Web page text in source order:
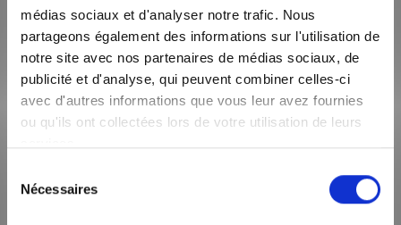
médias sociaux et d'analyser notre trafic. Nous
partageons également des informations sur l'utilisation de
notre site avec nos partenaires de médias sociaux, de
publicité et d'analyse, qui peuvent combiner celles-ci
avec d'autres informations que vous leur avez fournies
ou qu'ils ont collectées lors de votre utilisation de leurs
Nécessaires
ferme et non révisable dans le délai de 6 mois après la
signature de votre contrat de construction.
Nos garanties